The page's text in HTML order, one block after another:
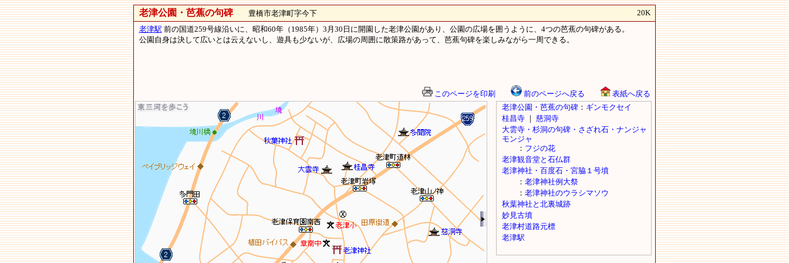
老津公園・芭蕉の句碑豊橋市老津町字今下
20K
老津駅 前の国道259号線沿いに、昭和60年（1985年）3月30日に開園した老津公園があり、公園の広場を囲うように、4つの芭蕉の句碑がある。
公園自身は決して広いとは云えないし、遊具も少ないが、広場の周囲に散策路があって、芭蕉句碑を楽しみながら一周できる。
このページを印刷 前のページへ戻る 表紙へ戻る